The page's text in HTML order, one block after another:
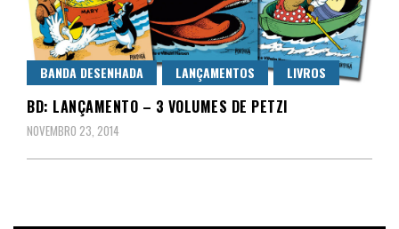
BANDA DESENHADA LANÇAMENTOS LIVROS
BD: LANÇAMENTO – 3 VOLUMES DE PETZI
NOVEMBRO 23, 2014